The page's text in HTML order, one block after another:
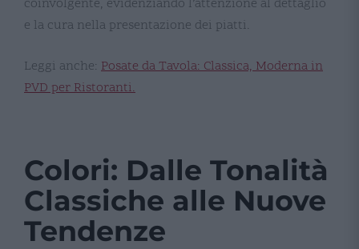
coinvolgente, evidenziando l’attenzione al dettaglio
e la cura nella presentazione dei piatti​.
Leggi anche: Posate da Tavola: Classica, Moderna in
PVD per Ristoranti.
Colori: Dalle Tonalità
Classiche alle Nuove
Tendenze